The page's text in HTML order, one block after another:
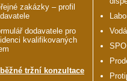
zakázky – profil
dodavatele pro
kvalifikovaných
tržní konzultace